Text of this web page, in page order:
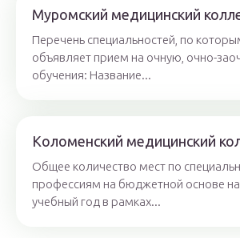
Муромский медицинский
Перечень специальностей, по
объявляет прием на очную, очно-
обучения: Название...
Коломенский медицинский
Общее количество мест по
профессиям на бюджетной основе на
учебный год в рамках...